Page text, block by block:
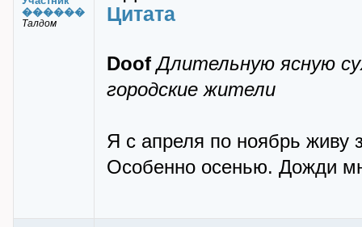
������
Талдом Цитата
Doof Длительную ясную
городские жители
Я с апреля по ноябрь живу
Особенно осенью. Дожди